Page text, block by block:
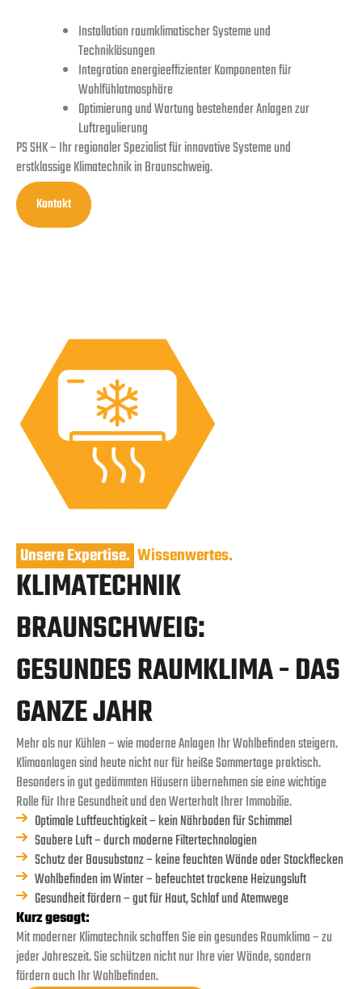
Installation raumklimatischer Systeme und
Techniklösungen
Integration energieeffizienter Komponenten für
Wohlfühlatmosphäre
Optimierung und Wartung bestehender Anlagen zur
Luftregulierung
PS SHK – Ihr regionaler Spezialist für innovative Systeme und
erstklassige Klimatechnik in Braunschweig.
Kontakt
Unsere Expertise. Wissenwertes.
KLIMATECHNIK
BRAUNSCHWEIG:
GESUNDES RAUMKLIMA - DAS
GANZE JAHR
Mehr als nur Kühlen – wie moderne Anlagen Ihr Wohlbefinden steigern.
Klimaanlagen sind heute nicht nur für heiße Sommertage praktisch.
Besonders in gut gedämmten Häusern übernehmen sie eine wichtige
Rolle für Ihre Gesundheit und den Werterhalt Ihrer Immobilie.
Optimale Luftfeuchtigkeit – kein Nährboden für Schimmel
Saubere Luft – durch moderne Filtertechnologien
Schutz der Bausubstanz – keine feuchten Wände oder Stockflecken
Wohlbefinden im Winter – befeuchtet trockene Heizungsluft
Gesundheit fördern – gut für Haut, Schlaf und Atemwege
Kurz gesagt:
Mit moderner Klimatechnik schaffen Sie ein gesundes Raumklima – zu
jeder Jahreszeit. Sie schützen nicht nur Ihre vier Wände, sondern
fördern auch Ihr Wohlbefinden.